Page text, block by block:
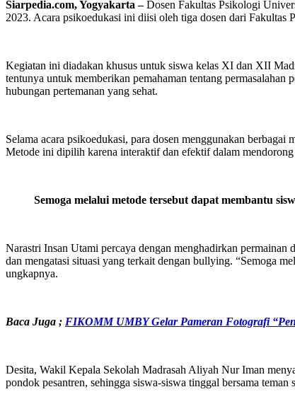
Siarpedia.com, Yogyakarta –Dosen Fakultas Psikologi
2023. Acara psikoedukasi ini diisi oleh tiga dosen dari
Kegiatan ini diadakan khusus untuk siswa kelas XI dan XII
tentunya untuk memberikan pemahaman tentang
hubungan pertemanan yang sehat.
Selama acara psikoedukasi, para dosen menggunakan
Metode ini dipilih karena interaktif dan efektif dalam
Semoga melalui metode tersebut dapat membantu
Narastri Insan Utami percaya dengan menghadirkan permainan
dan mengatasi situasi yang terkait dengan bullying. “Semoga
ungkapnya.
Baca Juga ; FIKOMM UMBY Gelar Pameran Fotografi
Desita, Wakil Kepala Sekolah Madrasah Aliyah Nur Iman
pondok pesantren, sehingga siswa-siswa tinggal bersama